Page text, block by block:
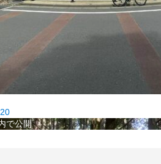
で公開